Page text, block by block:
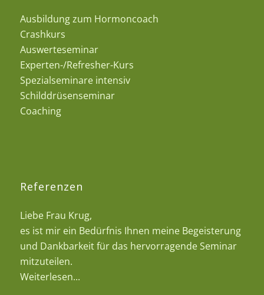
Ausbildung zum Hormoncoach
Crashkurs
Auswerteseminar
Experten-/Refresher-Kurs
Spezialseminare intensiv
Schilddrüsenseminar
Coaching
Referenzen
Liebe Frau Krug,
es ist mir ein Bedürfnis Ihnen meine Begeisterung
und Dankbarkeit für das hervorragende Seminar
mitzuteilen.
Weiterlesen...